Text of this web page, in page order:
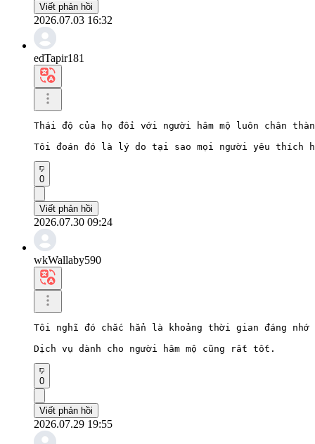
Viết phản hồi
2026.07.03 16:32
edTapir181
Thái độ của họ đối với người hâm mộ luôn chân
Tôi đoán đó là lý do tại sao mọi người yêu thích
0
Viết phản hồi
2026.07.30 09:24
wkWallaby590
Tôi nghĩ đó chắc hẳn là khoảng thời gian đáng nhớ
Dịch vụ dành cho người hâm mộ cũng rất tốt.
0
Viết phản hồi
2026.07.29 19:55